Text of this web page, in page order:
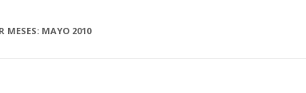
MESES: MAYO 2010